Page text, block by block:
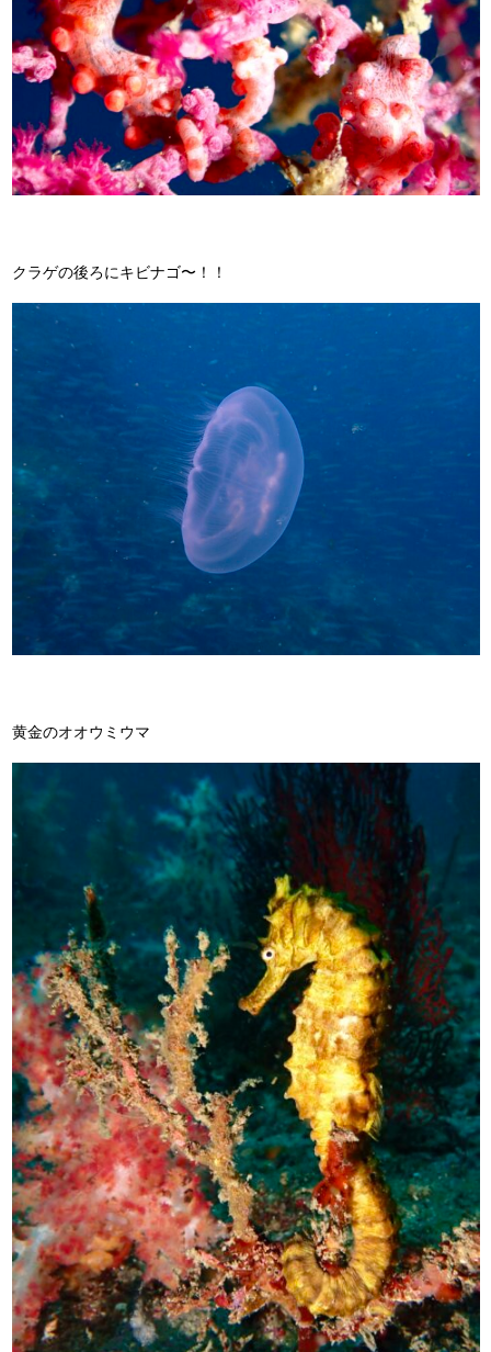
クラゲの後ろにキビナゴ〜！！
黄金のオオウミウマ